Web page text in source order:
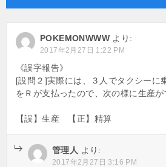
シ
ン
POKEMONWWW より:
2017年2月27日 1:22 PM
《誤字報告》
[設問２]実際には、３人でタクシーに
をＲが支払ったので、次の様に生産が
【誤】生産 【正】精算
管理人 より:
2017年2月27日 3:16 PM